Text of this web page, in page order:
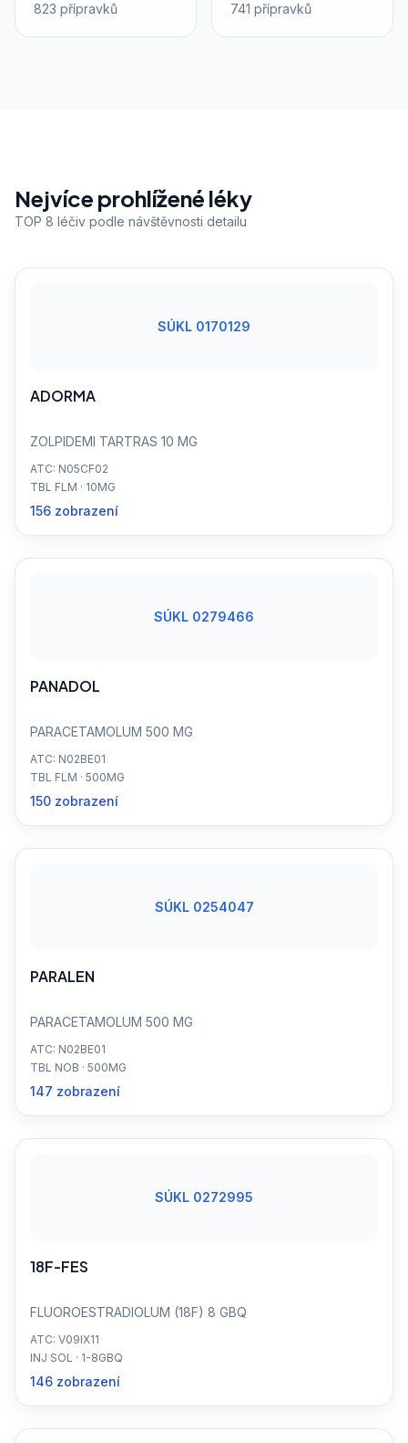
823 přípravků 741 přípravků
Nejvíce prohlížené léky
TOP 8 léčiv podle návštěvnosti detailu
SÚKL 0170129
ADORMA
ZOLPIDEMI TARTRAS 10 MG
ATC: N05CF02
TBL FLM · 10MG
156 zobrazení
SÚKL 0279466
PANADOL
PARACETAMOLUM 500 MG
ATC: N02BE01
TBL FLM · 500MG
150 zobrazení
SÚKL 0254047
PARALEN
PARACETAMOLUM 500 MG
ATC: N02BE01
TBL NOB · 500MG
147 zobrazení
SÚKL 0272995
18F-FES
FLUOROESTRADIOLUM (18F) 8 GBQ
ATC: V09IX11
INJ SOL · 1-8GBQ
146 zobrazení